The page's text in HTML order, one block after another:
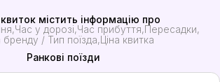
містить інформацію про
Час у дорозі Час прибуття Пересадки
бренду / Тип поїзда
Ціна квитка
Ранкові поїзди